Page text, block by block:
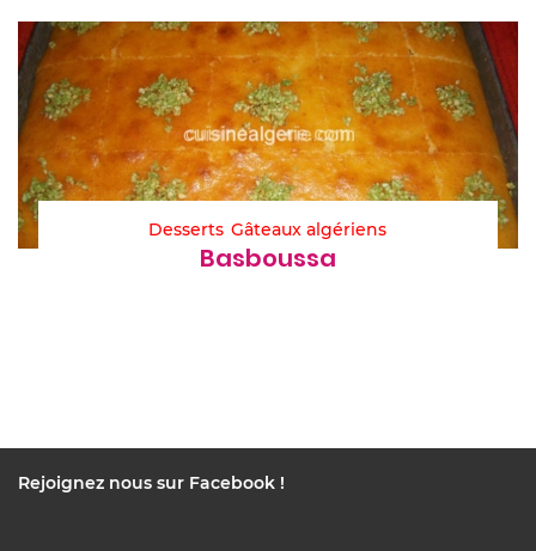
Desserts Gâteaux algériens
Basboussa
Rejoignez nous sur Facebook !